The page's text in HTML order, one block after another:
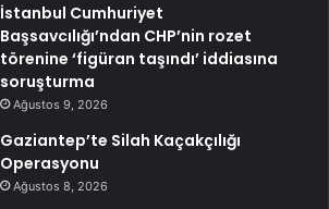
İstanbul Cumhuriyet
Başsavcılığı’ndan CHP’nin rozet
törenine ‘figüran taşındı’ iddiasına
soruşturma
Ağustos 9, 2026
Gaziantep’te Silah Kaçakçılığı
Operasyonu
Ağustos 8, 2026